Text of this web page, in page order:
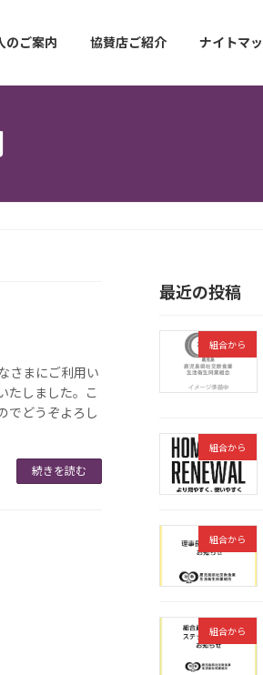
のご案内 協賛店ご紹介 ナイトマ
さまにご利用い
たしました。こ
でどうぞよろし
続きを読む
最近の投稿
組合から
組合から
組合から
組合から